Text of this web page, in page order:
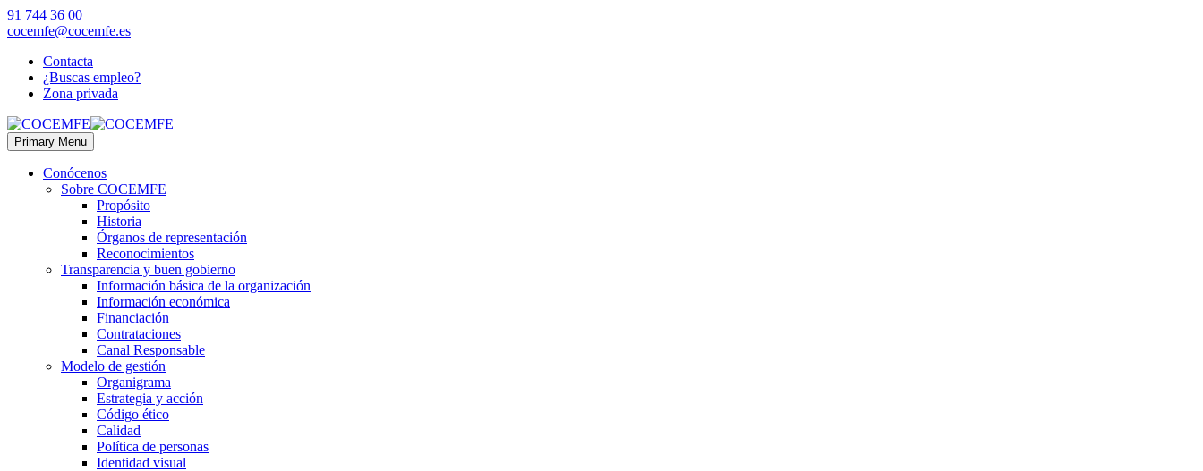
91 744 36 00
cocemfe@cocemfe.es
Contacta
¿Buscas empleo?
Zona privada
Primary Menu
Conócenos
Sobre COCEMFE
Propósito
Historia
Órganos de representación
Reconocimientos
Transparencia y buen gobierno
Información básica de la organización
Información económica
Financiación
Contrataciones
Canal Responsable
Modelo de gestión
Organigrama
Estrategia y acción
Código ético
Calidad
Política de personas
Identidad visual